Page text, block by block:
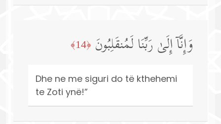
وَإِنَّاۤ إِلَىٰ رَبِّنَا لَمُنقَلِبُونَ ﴿14﴾
Dhe ne me siguri do të kthehemi
te Zoti ynë!”